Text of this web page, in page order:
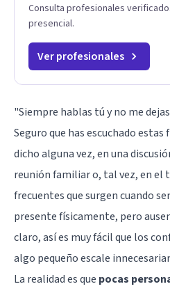
Consulta profesionales
presencial.
Ver profesionales
"Siempre hablas tú y no me
Seguro que has escuchado estas
dicho alguna vez, en una
reunión familiar o, tal vez, en el
frecuentes que surgen cuando
presente físicamente, pero
claro, así es muy fácil que los
algo pequeño escale
La realidad es que pocas